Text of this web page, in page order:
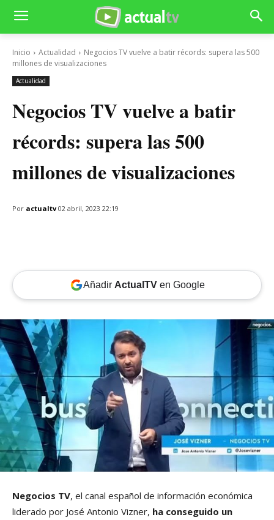
Inicio Actualidad
Negocios TV vuelve a batir récords: supera las 500
millones de visualizaciones
Actualidad
Negocios TV vuelve a batir
récords: supera las 500
millones de visualizaciones
Por actualtv 02 abril, 2023 22:19
Añadir ActualTVen Google
Negocios TV, el canal español de información económica
liderado por José Antonio Vizner, ha conseguido un